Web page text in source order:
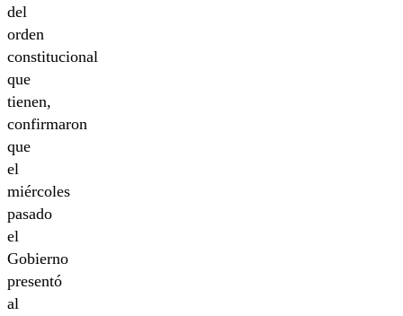
del
orden
constitucional
que
tienen,
confirmaron
que
el
miércoles
pasado
el
Gobierno
presentó
al